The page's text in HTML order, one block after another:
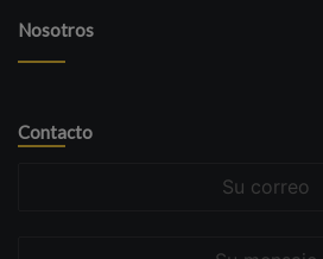
Nosotros
Contacto